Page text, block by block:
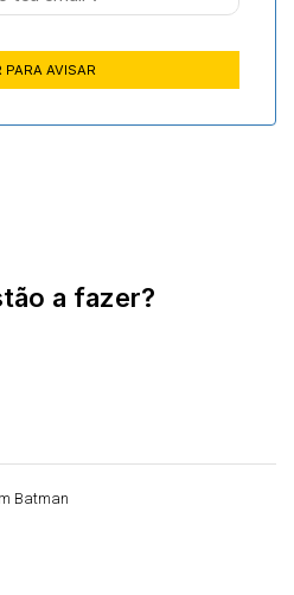
a fazer?
Batman